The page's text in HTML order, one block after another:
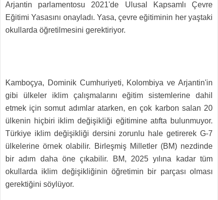
Arjantin parlamentosu 2021'de Ulusal Kapsamlı Çevre
Eğitimi Yasasını onayladı. Yasa, çevre eğitiminin her yaştaki
okullarda öğretilmesini gerektiriyor.
Kamboçya, Dominik Cumhuriyeti, Kolombiya ve Arjantin'in
gibi ülkeler iklim çalışmalarını eğitim sistemlerine dahil
etmek için somut adımlar atarken, en çok karbon salan 20
ülkenin hiçbiri iklim değişikliği eğitimine atıfta bulunmuyor.
Türkiye iklim değişikliği dersini zorunlu hale getirerek G-7
ülkelerine örnek olabilir. Birleşmiş Milletler (BM) nezdinde
bir adım daha öne çıkabilir. BM, 2025 yılına kadar tüm
okullarda iklim değişikliğinin öğretimin bir parçası olması
gerektiğini söylüyor.